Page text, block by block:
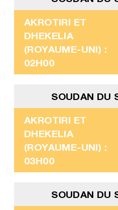
AKROTIRI ET
DHEKELIA
(ROYAUME-UNI) :
02H00
SOUDAN DU
AKROTIRI ET
DHEKELIA
(ROYAUME-UNI) :
03H00
SOUDAN DU